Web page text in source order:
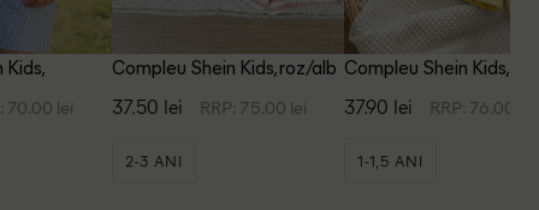
Kids,
70.00 lei
Compleu Shein Kids, roz/alb
37.50 lei RRP: 75.00 lei
2-3 ANI
Compleu Shein Kids,
37.90 lei RRP: 76.00 lei
1-1,5 ANI